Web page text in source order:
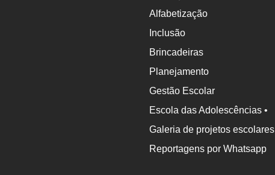
Alfabetização
Inclusão
Brincadeiras
Planejamento
Gestão Escolar
Escola das Adolescências •
Galeria de projetos escolares
Reportagens por Whatsapp